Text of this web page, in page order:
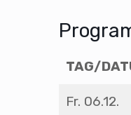
TAG/
Fr. 06.12.